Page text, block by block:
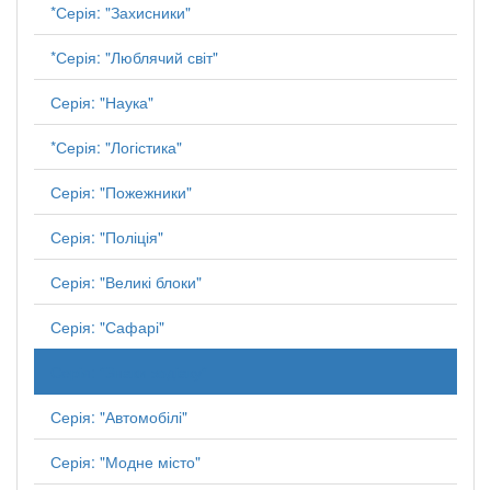
*Серія: "Захисники"
*Серія: "Люблячий світ"
Серія: "Наука"
*Серія: "Логістика"
Серія: "Пожежники"
Серія: "Поліція"
Серія: "Великі блоки"
Серія: "Сафарі"
Серія: "Автомобілі"
Серія: "Модне місто"